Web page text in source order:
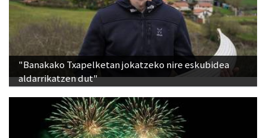
"Banakako Txapelketan jokatzeko nire eskubidea
aldarrikatzen dut"